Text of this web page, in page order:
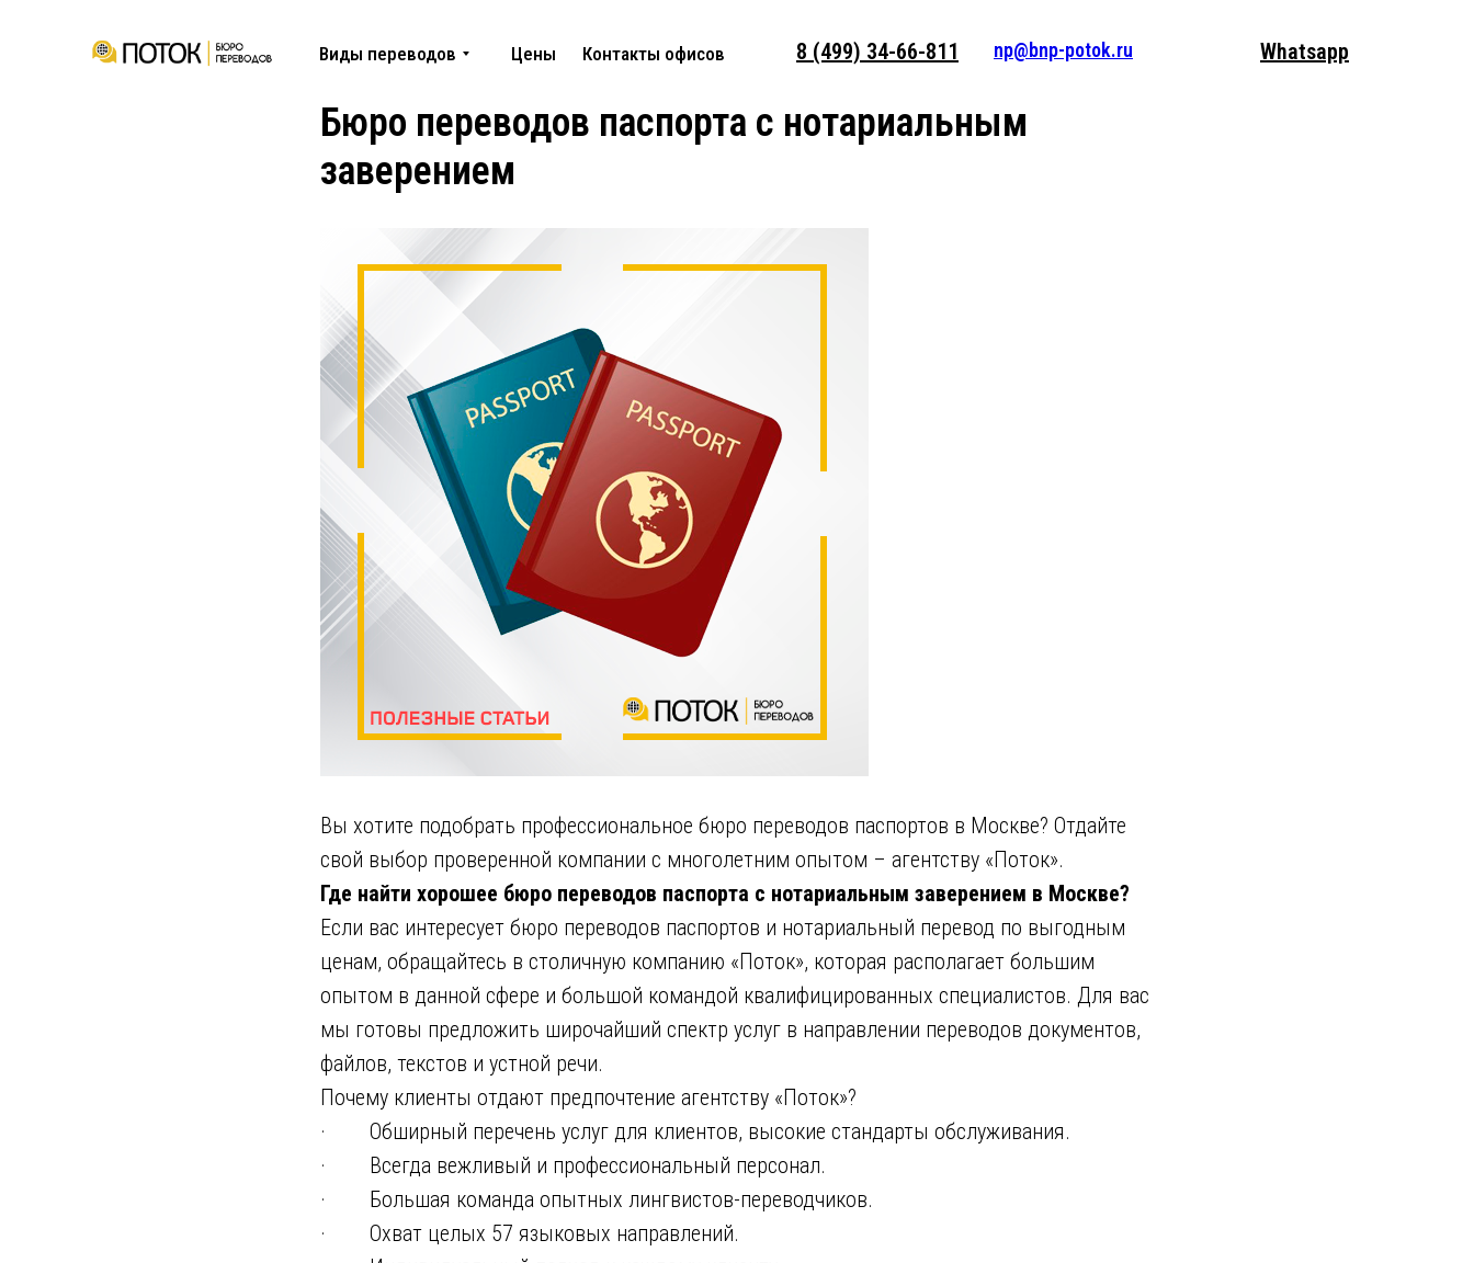
8 (499) 34-66-811 Whatsapp
np@bnp-potok.ru
Виды переводов Цены Контакты офисов
Бюро переводов паспорта с нотариальным
заверением
Вы хотите подобрать профессиональное бюро переводов паспортов в Москве? Отдайте
свой выбор проверенной компании с многолетним опытом – агентству «Поток».
Где найти хорошее бюро переводов паспорта с нотариальным заверением в Москве?
Если вас интересует бюро переводов паспортов и нотариальный перевод по выгодным
ценам, обращайтесь в столичную компанию «Поток», которая располагает большим
опытом в данной сфере и большой командой квалифицированных специалистов. Для вас
мы готовы предложить широчайший спектр услуг в направлении переводов документов,
файлов, текстов и устной речи.
Почему клиенты отдают предпочтение агентству «Поток»?
· Обширный перечень услуг для клиентов, высокие стандарты обслуживания.
· Всегда вежливый и профессиональный персонал.
· Большая команда опытных лингвистов-переводчиков.
· Охват целых 57 языковых направлений.